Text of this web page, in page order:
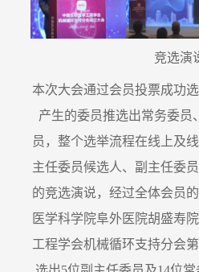
竞选演
本次大会通过会员投票成功
产生的委员推选出常务委员
员，整个选举流程在线上及
主任委员候选人、副主任委
的竞选演说，经过全体会员
医学科学院阜外医院胡盛寿
工程学会机械循环支持分会